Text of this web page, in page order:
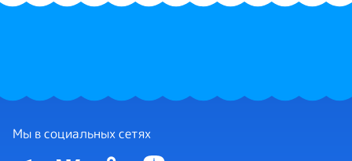
Мы в социальных сетях